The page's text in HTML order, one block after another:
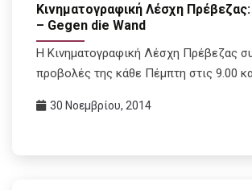
Κινηματογραφική Λέσχη
– Gegen die Wand
Η Κινηματογραφική Λέσχη Πρέβεζας
προβολές της κάθε Πέμπτη στις 9.00
30 Νοεμβρίου, 2014